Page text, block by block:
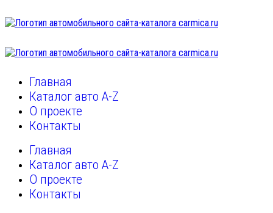
Главная
Каталог авто A-Z
О проекте
Контакты
Главная
Каталог авто A-Z
О проекте
Контакты